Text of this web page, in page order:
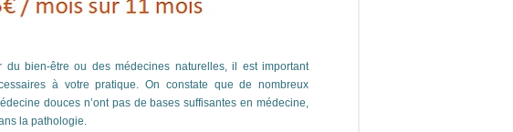
bien-être ou des médecines naturelles, il est important
à votre pratique. On constate que de nombreux
douces n’ont pas de bases suffisantes en médecine,
la pathologie.